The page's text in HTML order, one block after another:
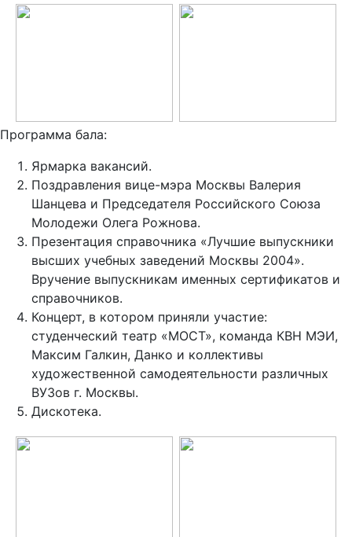
Программа бала:
Ярмарка вакансий.
Поздравления вице-мэра Москвы Валерия
Шанцева и Председателя Российского Союза
Молодежи Олега Рожнова.
Презентация справочника «Лучшие выпускники
высших учебных заведений Москвы 2004».
Вручение выпускникам именных сертификатов и
справочников.
Концерт, в котором приняли участие:
студенческий театр «МОСТ», команда КВН МЭИ,
Максим Галкин, Данко и коллективы
художественной самодеятельности различных
ВУЗов г. Москвы.
Дискотека.